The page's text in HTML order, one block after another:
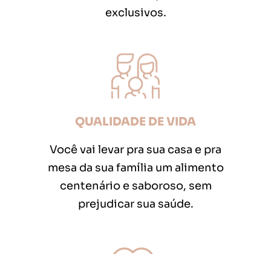
exclusivos.
QUALIDADE DE VIDA
Você vai levar pra sua casa e pra
mesa da sua família um alimento
centenário e saboroso, sem
prejudicar sua saúde.